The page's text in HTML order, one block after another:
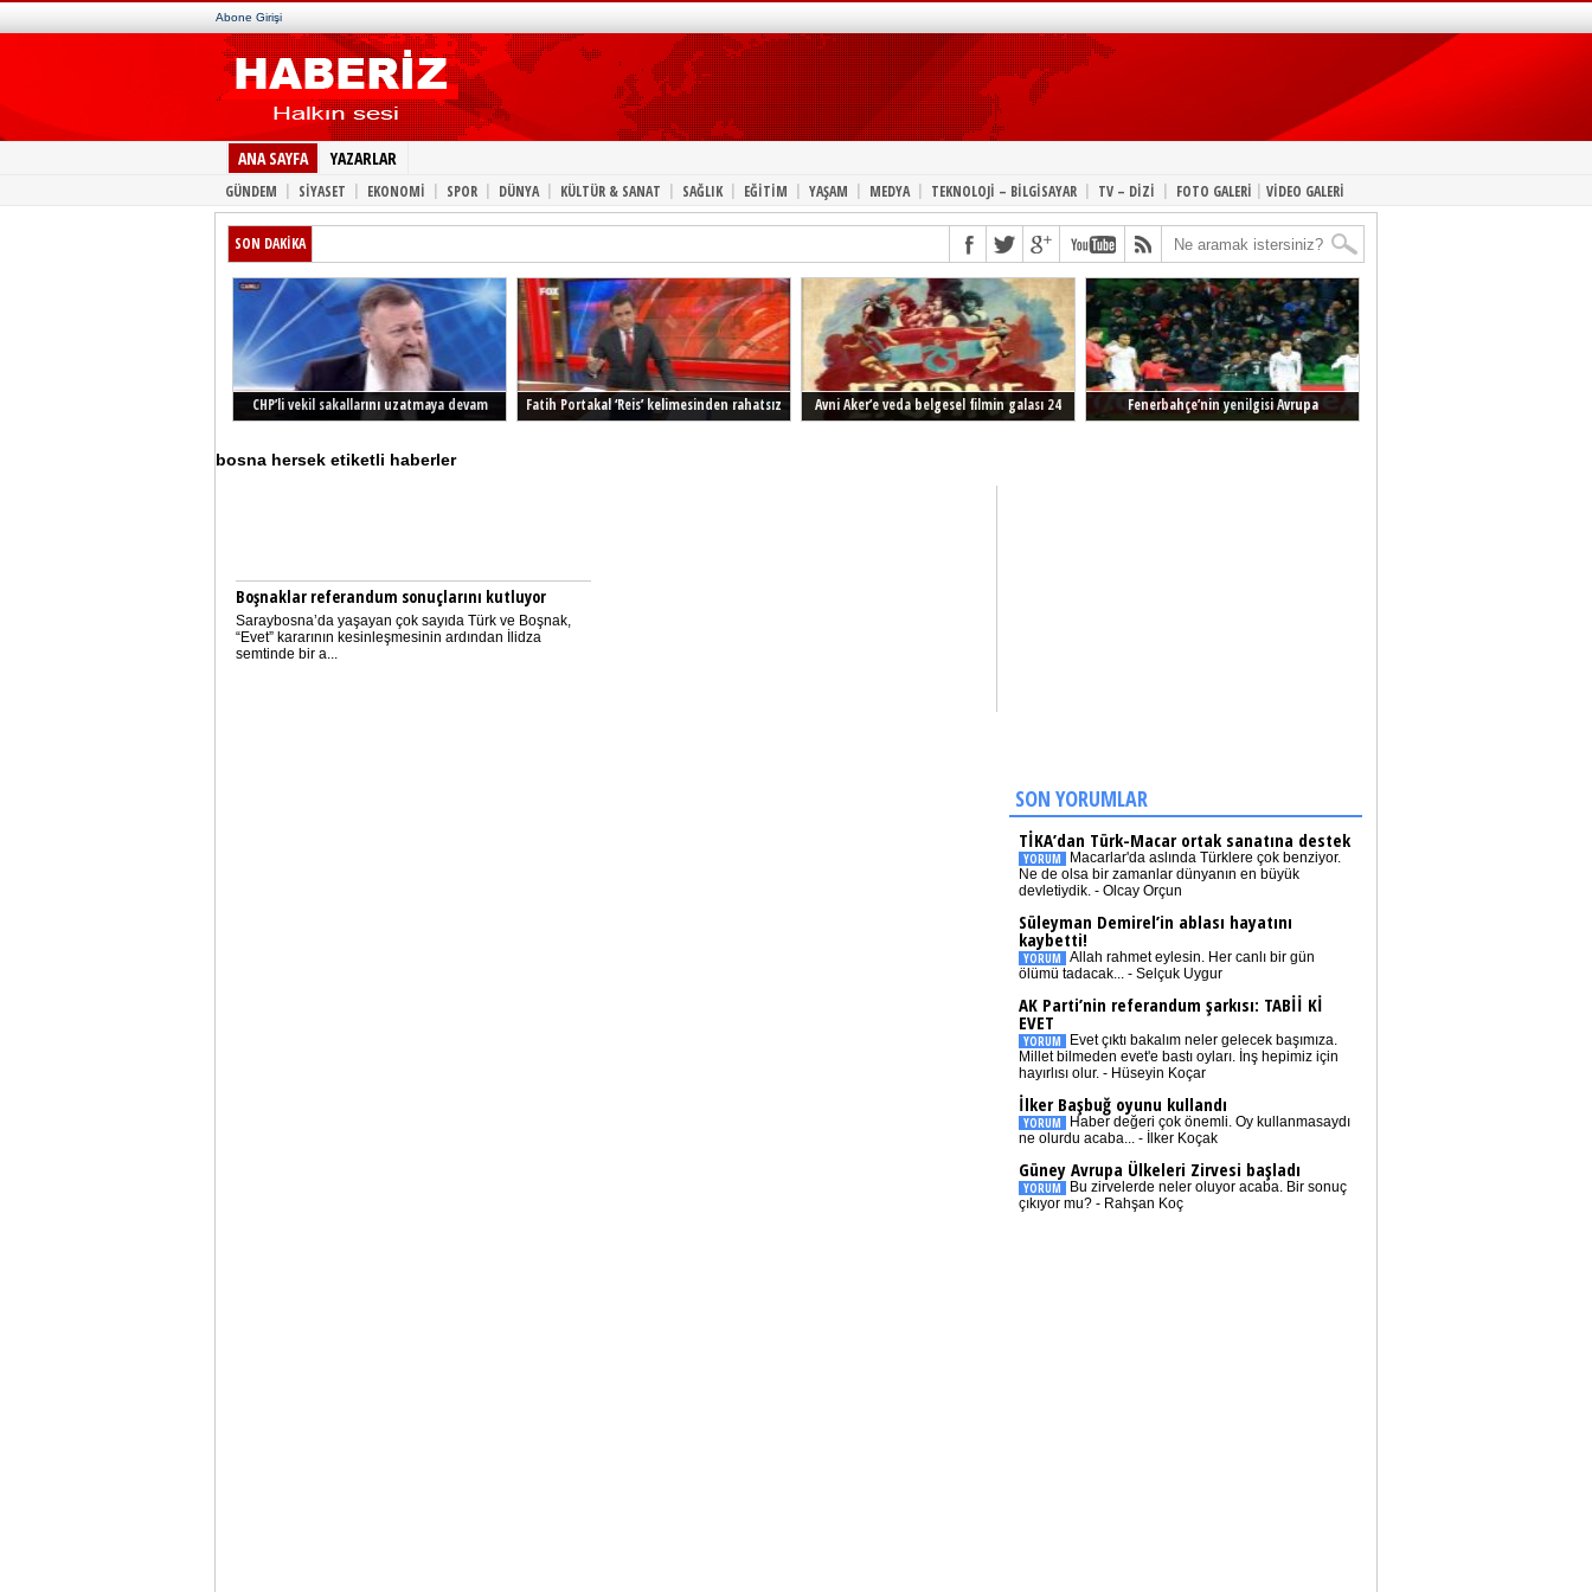
Abone Girişi
ANA SAYFA YAZARLAR
GÜNDEM | SİYASET | EKONOMİ | SPOR | DÜNYA | KÜLTÜR & SANAT | SAĞLIK | EĞİTİM | YAŞAM | MEDYA | TEKNOLOJİ – BİLGİSAYAR | TV – DİZİ | FOTO GALERİ | VİDEO GALERİ
SON DAKİKA
CHP’li vekil sakallarını uzatmaya devam
Fatih Portakal ‘Reis’ kelimesinden rahatsız
Avni Aker’e veda belgesel filmin galası 24
Fenerbahçe’nin yenilgisi Avrupa
bosna hersek etiketli haberler
Boşnaklar referandum sonuçlarını kutluyor
Saraybosna’da yaşayan çok sayıda Türk ve Boşnak,
“Evet” kararının kesinleşmesinin ardından İlidza
semtinde bir a...
SON YORUMLAR
TİKA’dan Türk-Macar ortak sanatına destek
YORUM
Macarlar'da aslında Türklere çok benziyor.
Ne de olsa bir zamanlar dünyanın en büyük
devletiydik. - Olcay Orçun
Süleyman Demirel’in ablası hayatını
kaybetti!
YORUM Allah rahmet eylesin. Her canlı bir gün
ölümü tadacak... - Selçuk Uygur
AK Parti’nin referandum şarkısı: TABİİ Kİ
EVET
YORUM
Evet çıktı bakalım neler gelecek başımıza.
Millet bilmeden evet'e bastı oyları. İnş hepimiz için
hayırlısı olur. - Hüseyin Koçar
İlker Başbuğ oyunu kullandı
YORUM
Haber değeri çok önemli. Oy kullanmasaydı
ne olurdu acaba... - İlker Koçak
Güney Avrupa Ülkeleri Zirvesi başladı
YORUM
Bu zirvelerde neler oluyor acaba. Bir sonuç
çıkıyor mu? - Rahşan Koç